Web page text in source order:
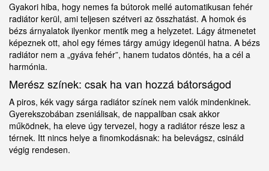
Gyakori hiba, hogy nemes fa bútorok mellé automatikusan fehér
radiátor kerül, ami teljesen szétveri az összhatást. A homok és
bézs árnyalatok ilyenkor mentik meg a helyzetet. Lágy átmenetet
képeznek ott, ahol egy fémes tárgy amúgy idegenül hatna. A bézs
radiátor nem a „gyáva fehér”, hanem tudatos döntés, ha a cél a
harmónia.
Merész színek: csak ha van hozzá bátorságod
A piros, kék vagy sárga radiátor színek nem valók mindenkinek.
Gyerekszobában zseniálisak, de nappaliban csak akkor
működnek, ha eleve úgy tervezel, hogy a radiátor része lesz a
térnek. Itt nincs helye a finomkodásnak: ha belevágsz, csináld
végig rendesen.